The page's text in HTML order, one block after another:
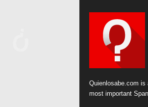
Quienlosabe.com
most important